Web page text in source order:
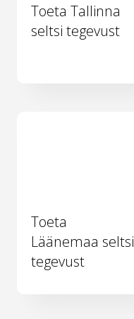
Toeta Tallinna
seltsi tegevust
Toeta
Läänemaa seltsi
tegevust